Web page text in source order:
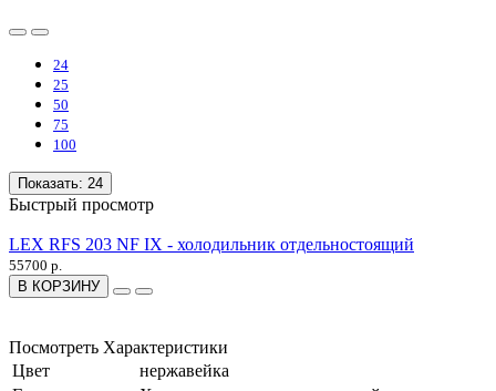
24
25
50
75
100
Показать: 24
Быстрый просмотр
LEX RFS 203 NF IX - холодильник отдельностоящий
55700 р.
В КОРЗИНУ
Посмотреть Характеристики
Цвет
нержавейка